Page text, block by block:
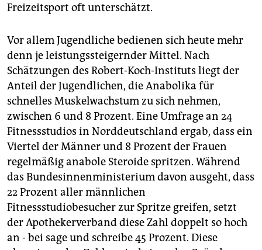
Freizeitsport oft unterschätzt.
Vor allem Jugendliche bedienen sich heute mehr
denn je leistungssteigernder Mittel. Nach
Schätzungen des Robert-Koch-Instituts liegt der
Anteil der Jugendlichen, die Anabolika für
schnelles Muskelwachstum zu sich nehmen,
zwischen 6 und 8 Prozent. Eine Umfrage an 24
Fitnessstudios in Norddeutschland ergab, dass ein
Viertel der Männer und 8 Prozent der Frauen
regelmäßig anabole Steroide spritzen. Während
das Bundesinnenministerium davon ausgeht, dass
22 Prozent aller männlichen
Fitnessstudiobesucher zur Spritze greifen, setzt
der Apothekerverband diese Zahl doppelt so hoch
an - bei sage und schreibe 45 Prozent. Diese